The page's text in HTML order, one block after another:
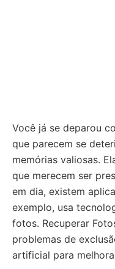
Você já se deparou
que parecem se
memórias valiosas.
que merecem ser
em dia, existem
exemplo, usa
fotos. Recuperar
problemas de
artificial para